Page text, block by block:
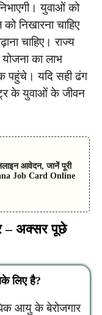
युवाओं को
निखारना चाहिए
चाहिए। राज्य
का लाभ
पहुंचे। यदि सही ढंग
के युवाओं के जीवन
आवेदन, जानें पूरी
Job Card Online
– अक्सर पूछे
लिए है?
आयु के बेरोजगार